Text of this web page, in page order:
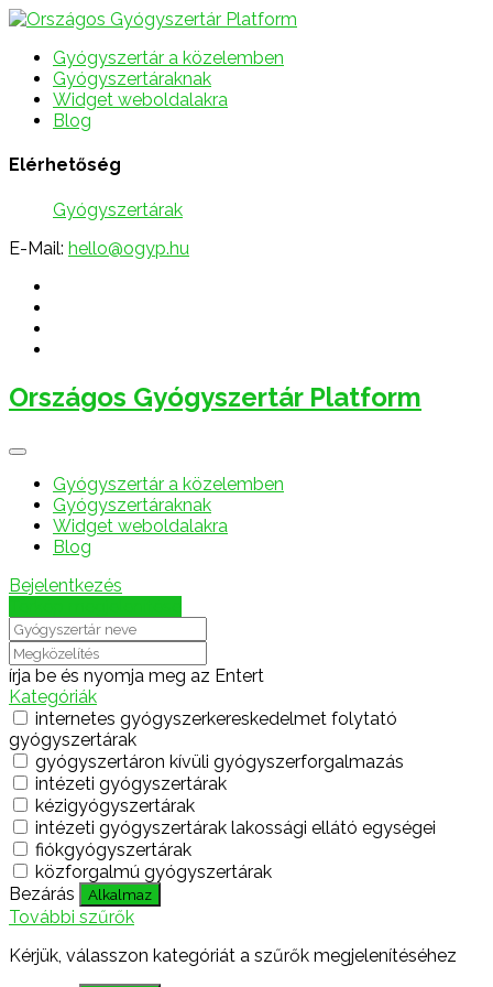
Gyógyszertár a közelemben
Gyógyszertáraknak
Widget weboldalakra
Blog
Elérhetőség
Gyógyszertárak
E-Mail: hello@ogyp.hu
Országos Gyógyszertár Platform
Gyógyszertár a közelemben
Gyógyszertáraknak
Widget weboldalakra
Blog
Bejelentkezés
írja be és nyomja meg az Entert
Kategóriák
internetes gyógyszerkereskedelmet folytató
gyógyszertárak
gyógyszertáron kívüli gyógyszerforgalmazás
intézeti gyógyszertárak
kézigyógyszertárak
intézeti gyógyszertárak lakossági ellátó egységei
fiókgyógyszertárak
közforgalmú gyógyszertárak
Bezárás
Alkalmaz
További szűrők
Kérjük, válasszon kategóriát a szűrők megjelenítéséhez